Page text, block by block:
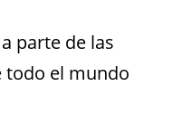
parte de las
todo el mundo